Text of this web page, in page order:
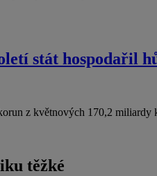
stát hospodařil
z květnových 170,2
těžké